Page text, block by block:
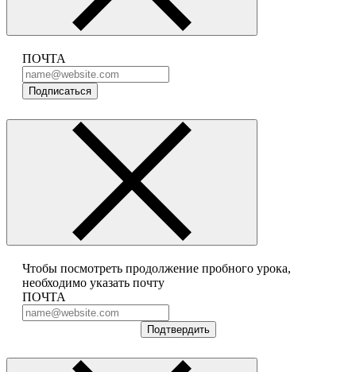
ПОЧТА
Подписаться
Чтобы посмотреть продолжение пробного урока,
необходимо указать почту
ПОЧТА
Подтвердить